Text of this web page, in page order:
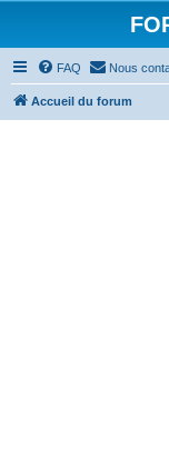
FAQ Nous
Accueil du forum